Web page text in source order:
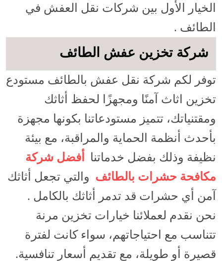
الخيار الأول بين شركات نقل العفش في
الطائف .
شركة تخزين عفش الطائف
توفر لكم شركة نقل عفش بالطائف مستودع
تخزين اثاث آمنًا ومجهزًا لحفظ أثاثك
ومقتنياتك، تتميز مستودعاتنا بكونها مجهزة
بأحدث أنظمة الحماية والمراقبة، مع بيئة
نظيفة وذلك بفضل خدماتنا
أفضل شركة
مكافحة حشرات بالطائف والتي تجعل أثاثك
آمن أي حشرات قد تدمر أثاثك بالكامل .
نحن نقدم لعملائنا خيارات تخزين مرنة
تتناسب مع احتياجاتهم، سواء كانت لفترة
قصيرة أو طويلة، مع تقديم أسعار تنافسية.